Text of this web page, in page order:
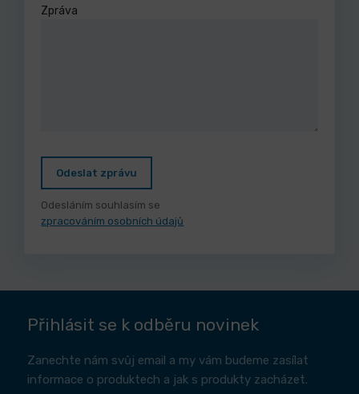
Zpráva
Odeslat zprávu
Odesláním souhlasím se
zpracováním osobních údajů
Přihlásit se k odběru novinek
Zanechte nám svůj email a my vám budeme zasílat
informace o produktech a jak s produkty zacházet.